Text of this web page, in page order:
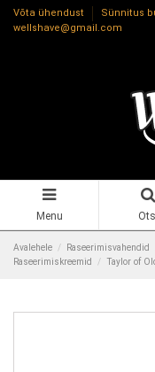
Võta ühendust Sünnitus
wellshave@gmail.com
Menu
Avalehele Raseerimisvahendid
Raseerimiskreemid
Taylor of